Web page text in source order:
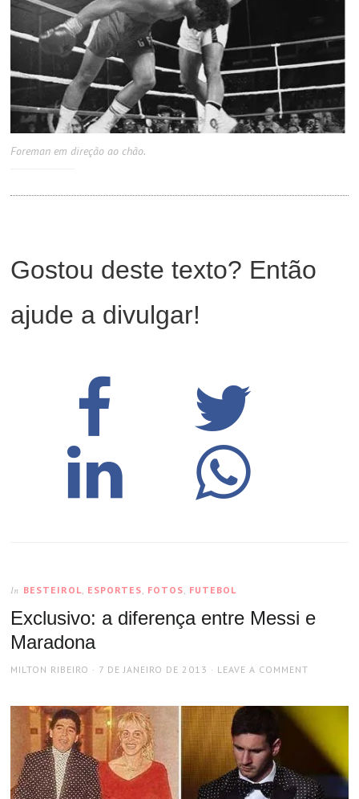
Foreman em direção ao chão.
Gostou deste texto? Então
ajude a divulgar!
In BESTEIROL, ESPORTES, FOTOS, FUTEBOL
Exclusivo: a diferença entre Messi e
Maradona
AUTHOR
MILTON RIBEIRO
POSTED
7 DE JANEIRO DE 2013 LEAVE A COMMENT